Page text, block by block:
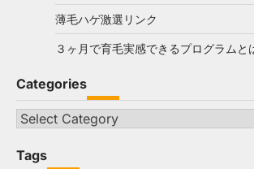
薄毛ハゲ激選リンク
３ヶ月で育毛実感できるプログラムと
Categories
Categories
Tags